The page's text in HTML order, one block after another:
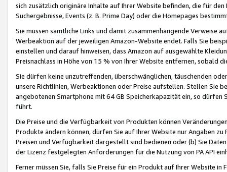
sich zusätzlich originäre Inhalte auf Ihrer Website befinden, die für
Suchergebnisse, Events (z. B. Prime Day) oder die Homepages
Sie müssen sämtliche Links und damit zusammenhängende
Werbeaktion auf der jeweiligen Amazon-Website endet. Falls Sie
einstellen und darauf hinweisen, dass Amazon auf ausgewählte
Preisnachlass in Höhe von 15 % von Ihrer Website entfernen, sobald
Sie dürfen keine unzutreffenden, überschwänglichen, täuschenden
unsere Richtlinien, Werbeaktionen oder Preise aufstellen. Stellen Sie
angebotenen Smartphone mit 64 GB Speicherkapazität ein, so dürfen
führt.
Die Preise und die Verfügbarkeit von Produkten können
Produkte ändern können, dürfen Sie auf Ihrer Website nur Angaben
Preisen und Verfügbarkeit dargestellt sind bedienen oder (b) Sie
der Lizenz festgelegten Anforderungen für die Nutzung von PA API
Ferner müssen Sie, falls Sie Preise für ein Produkt auf Ihrer Website